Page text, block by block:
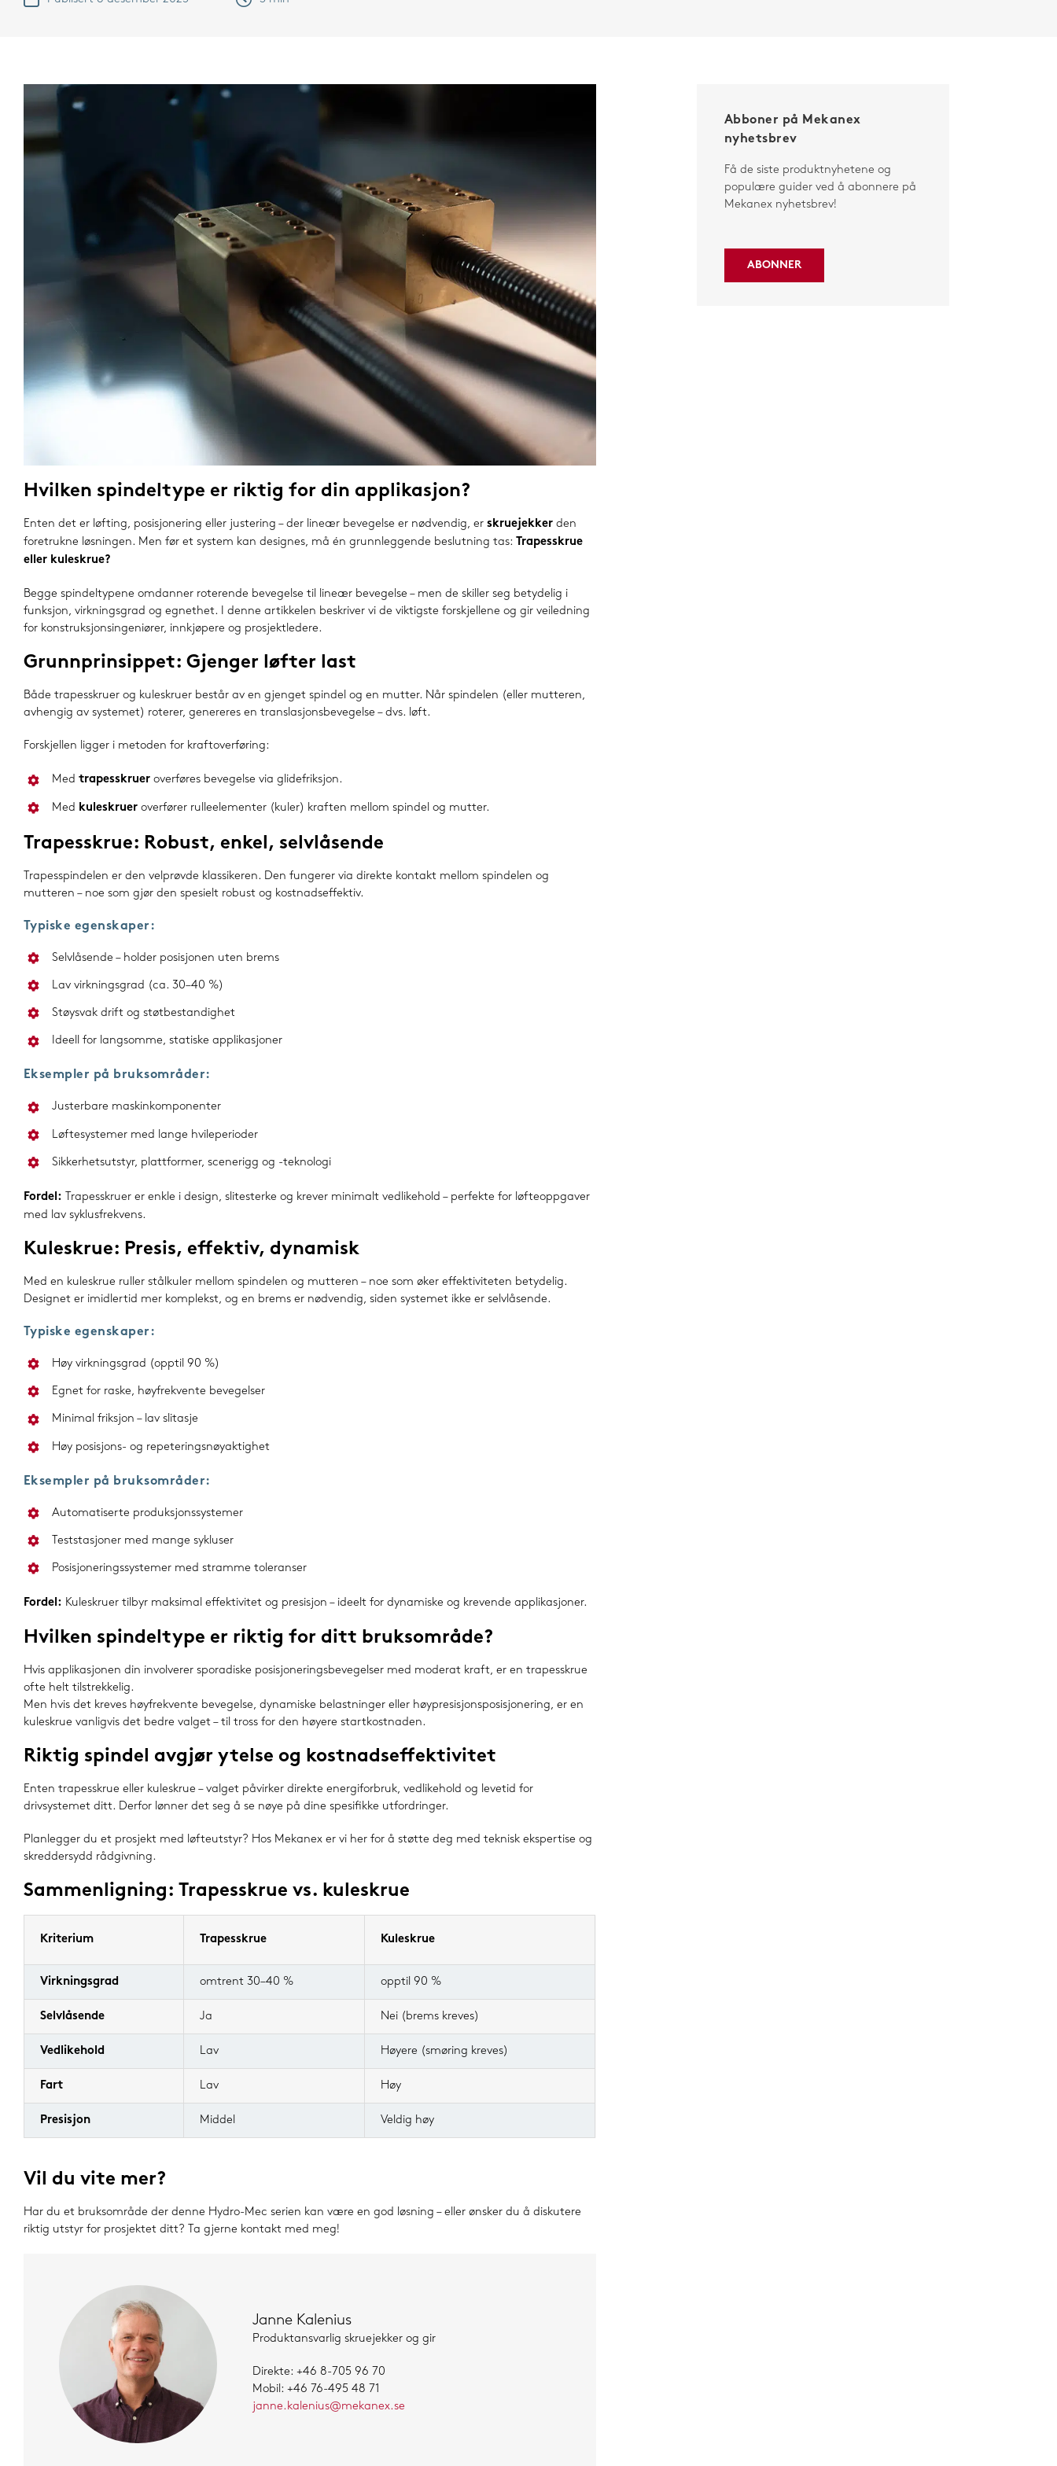
Splineaksler og muffer
Hvilken spindeltype er riktig for din applikasjon?
Enten det er løfting, posisjonering eller justering – der lineær bevegelse er nødvendig, er skruejekker den
foretrukne løsningen. Men før et system kan designes, må én grunnleggende beslutning tas: Trapesskrue
eller kuleskrue?
Begge spindeltypene omdanner roterende bevegelse til lineær bevegelse – men de skiller seg betydelig i
funksjon, virkningsgrad og egnethet. I denne artikkelen beskriver vi de viktigste forskjellene og gir veiledning
for konstruksjonsingeniører, innkjøpere og prosjektledere.
Grunnprinsippet: Gjenger løfter last
Både trapesskruer og kuleskruer består av en gjenget spindel og en mutter. Når spindelen (eller mutteren,
avhengig av systemet) roterer, genereres en translasjonsbevegelse – dvs. løft.
Forskjellen ligger i metoden for kraftoverføring:
Med trapesskruer overføres bevegelse via glidefriksjon.
Med kuleskruer overfører rulleelementer (kuler) kraften mellom spindel og mutter.
Trapesskrue: Robust, enkel, selvlåsende
Trapesspindelen er den velprøvde klassikeren. Den fungerer via direkte kontakt mellom spindelen og
mutteren – noe som gjør den spesielt robust og kostnadseffektiv.
Typiske egenskaper:
Selvlåsende – holder posisjonen uten brems
Lav virkningsgrad (ca. 30–40 %)
Støysvak drift og støtbestandighet
Ideell for langsomme, statiske applikasjoner
Eksempler på bruksområder:
Justerbare maskinkomponenter
Løftesystemer med lange hvileperioder
Sikkerhetsutstyr, plattformer, scenerigg og -teknologi
Fordel: Trapesskruer er enkle i design, slitesterke og krever minimalt vedlikehold – perfekte for løfteoppgaver
med lav syklusfrekvens.
Kuleskrue: Presis, effektiv, dynamisk
Med en kuleskrue ruller stålkuler mellom spindelen og mutteren – noe som øker effektiviteten betydelig.
Designet er imidlertid mer komplekst, og en brems er nødvendig, siden systemet ikke er selvlåsende.
Typiske egenskaper:
Høy virkningsgrad (opptil 90 %)
Egnet for raske, høyfrekvente bevegelser
Minimal friksjon – lav slitasje
Høy posisjons- og repeteringsnøyaktighet
Eksempler på bruksområder:
Automatiserte produksjonssystemer
Teststasjoner med mange sykluser
Posisjoneringssystemer med stramme toleranser
Fordel: Kuleskruer tilbyr maksimal effektivitet og presisjon – ideelt for dynamiske og krevende applikasjoner.
Hvilken spindeltype er riktig for ditt bruksområde?
Hvis applikasjonen din involverer sporadiske posisjoneringsbevegelser med moderat kraft, er en trapesskrue
ofte helt tilstrekkelig.
Men hvis det kreves høyfrekvente bevegelse, dynamiske belastninger eller høypresisjonsposisjonering, er en
kuleskrue vanligvis det bedre valget – til tross for den høyere startkostnaden.
Riktig spindel avgjør ytelse og kostnadseffektivitet
Enten trapesskrue eller kuleskrue – valget påvirker direkte energiforbruk, vedlikehold og levetid for
drivsystemet ditt. Derfor lønner det seg å se nøye på dine spesifikke utfordringer.
Planlegger du et prosjekt med løfteutstyr? Hos Mekanex er vi her for å støtte deg med teknisk ekspertise og
skreddersydd rådgivning.
Sammenligning: Trapesskrue vs. kuleskrue
Kriterium Trapesskrue Kuleskrue
Virkningsgrad omtrent 30–40 % opptil 90 %
Selvlåsende Ja Nei (brems kreves)
Vedlikehold Lav Høyere (smøring kreves)
Fart Lav Høy
Presisjon Middel Veldig høy
Vil du vite mer?
Har du et bruksområde der denne Hydro-Mec serien kan være en god løsning – eller ønsker du å diskutere
riktig utstyr for prosjektet ditt? Ta gjerne kontakt med meg!
Janne Kalenius
Produktansvarlig skruejekker og gir
Direkte: +46 8-705 96 70
Mobil: +46 76-495 48 71
janne.kalenius@mekanex.se
Abboner på Mekanex
nyhetsbrev
Få de siste produktnyhetene og
populære guider ved å abonnere på
Mekanex nyhetsbrev!
ABONNER